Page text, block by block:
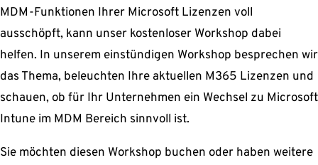
MDM-Funktionen Ihrer Microsoft Lizenzen voll
ausschöpft, kann unser kostenloser Workshop dabei
helfen. In unserem einstündigen Workshop besprechen wir
das Thema, beleuchten Ihre aktuellen M365 Lizenzen und
schauen, ob für Ihr Unternehmen ein Wechsel zu Microsoft
Intune im MDM Bereich sinnvoll ist.
Sie möchten diesen Workshop buchen oder haben weitere